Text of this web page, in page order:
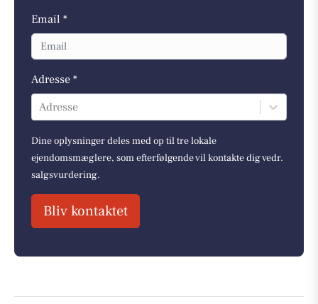
Email *
Adresse *
Adresse
Dine oplysninger deles med op til tre lokale
ejendomsmæglere, som efterfølgende vil kontakte dig vedr.
salgsvurdering.
Bliv kontaktet